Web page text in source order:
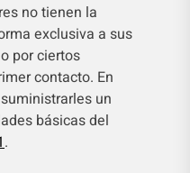
no tienen la
exclusiva a sus
por ciertos
contacto. En
un
básicas del
.